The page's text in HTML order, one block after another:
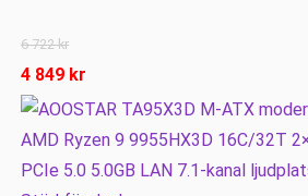
6 722kr
4 849 kr